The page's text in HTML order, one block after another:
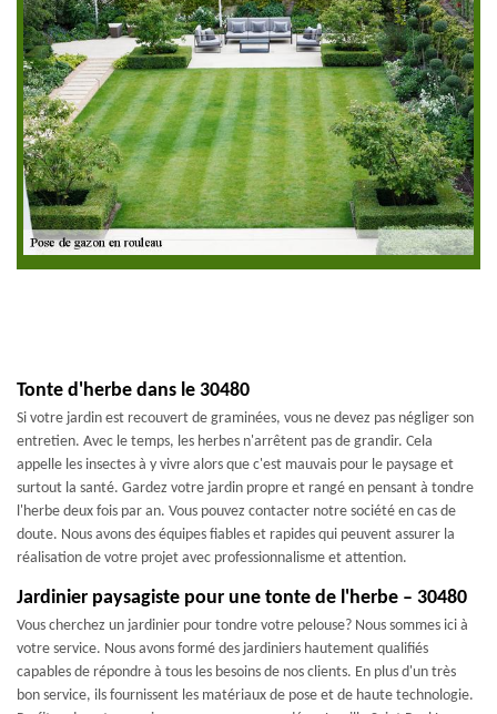
Tonte d'herbe dans le 30480
Si votre jardin est recouvert de graminées, vous ne devez pas négliger son
entretien. Avec le temps, les herbes n'arrêtent pas de grandir. Cela
appelle les insectes à y vivre alors que c'est mauvais pour le paysage et
surtout la santé. Gardez votre jardin propre et rangé en pensant à tondre
l'herbe deux fois par an. Vous pouvez contacter notre société en cas de
doute. Nous avons des équipes fiables et rapides qui peuvent assurer la
réalisation de votre projet avec professionnalisme et attention.
Jardinier paysagiste pour une tonte de l'herbe – 30480
Vous cherchez un jardinier pour tondre votre pelouse? Nous sommes ici à
votre service. Nous avons formé des jardiniers hautement qualifiés
capables de répondre à tous les besoins de nos clients. En plus d'un très
bon service, ils fournissent les matériaux de pose et de haute technologie.